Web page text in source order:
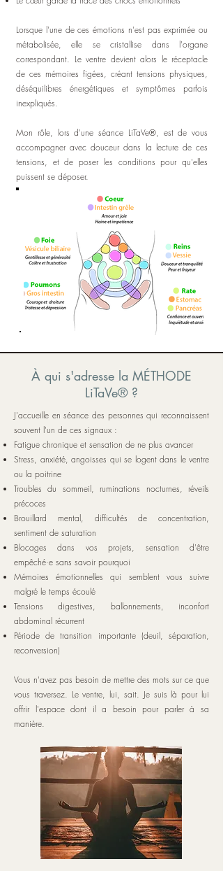
Lorsque l'une de ces émotions n'est pas exprimée ou
métabolisée, elle se cristallise dans l'organe
correspondant. Le ventre devient alors le réceptacle
de ces mémoires figées, créant tensions physiques,
déséquilibres énergétiques et symptômes parfois
inexpliqués.
Mon rôle, lors d'une séance LiTaVe®, est de vous
accompagner avec douceur dans la lecture de ces
tensions, et de poser les conditions pour qu'elles
puissent se déposer.
À qui s'adresse la MÉTHODE
LiTaVe® ?
J'accueille en séance des personnes qui reconnaissent
souvent l'un de ces signaux :
Fatigue chronique et sensation de ne plus avancer
Stress, anxiété, angoisses qui se logent dans le ventre
ou la poitrine
Troubles du sommeil, ruminations nocturnes, réveils
précoces
Brouillard mental, difficultés de concentration,
sentiment de saturation
Blocages dans vos projets, sensation d'être
empêché·e sans savoir pourquoi
Mémoires émotionnelles qui semblent vous suivre
malgré le temps écoulé
Tensions digestives, ballonnements, inconfort
abdominal récurrent
Période de transition importante (deuil, séparation,
reconversion)
Vous n'avez pas besoin de mettre des mots sur ce que
vous traversez. Le ventre, lui, sait. Je suis là pour lui
offrir l'espace dont il a besoin pour parler à sa
manière.